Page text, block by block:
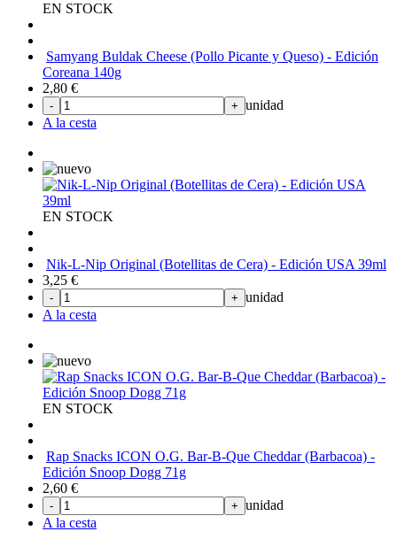
EN STOCK
Samyang Buldak Cheese (Pollo Picante y Queso) - Edición
Coreana 140g
2,80 €
- + unidad
A la cesta
EN STOCK
Nik-L-Nip Original (Botellitas de Cera) - Edición USA 39ml
3,25 €
- + unidad
A la cesta
EN STOCK
Rap Snacks ICON O.G. Bar-B-Que Cheddar (Barbacoa) -
Edición Snoop Dogg 71g
2,60 €
- + unidad
A la cesta